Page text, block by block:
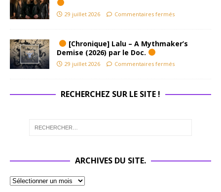
29 juillet 2026 Commentaires fermés
[Chronique] Lalu – A Mythmaker’s
Demise (2026) par le Doc.
29 juillet 2026 Commentaires fermés
RECHERCHEZ SUR LE SITE !
ARCHIVES DU SITE.